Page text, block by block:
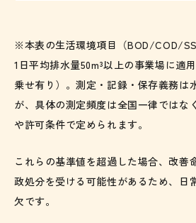
※本表の生活環境項目（BOD/COD/SS
1日平均排水量50m³以上の事業場に適
乗せ有り）。測定・記録・保存義務は
が、具体の測定頻度は全国一律ではな
や許可条件で定められます。
これらの基準値を超過した場合、改善
政処分を受ける可能性があるため、日
欠です。